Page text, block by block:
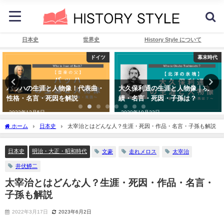
日本史 世界史 History Style について
ドイツ
バッハの生涯と人物像！代表曲・
性格・名言・死因を解説
2022年12月5日
幕末時代
大久保利通の生涯と人物像｜功
績・名言・死因・子孫は？
2020年10月22日
ホーム 日本史 太宰治とはどんな人？生涯・死因・作品・名言・子孫も解説
日本史 明治・大正・昭和時代 文豪 走れメロス 太宰治
井伏鱒二
太宰治とはどんな人？生涯・死因・作品・名言・
子孫も解説
2022年3月17日 2023年6月2日